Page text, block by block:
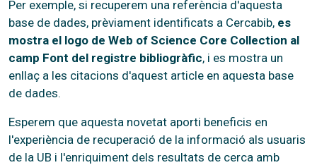
Per exemple, si recuperem una referència d'aquesta
base de dades, prèviament identificats a Cercabib, es
mostra el logo de Web of Science Core Collection al
camp Font del registre bibliogràfic, i es mostra un
enllaç a les citacions d'aquest article en aquesta base
de dades.
Esperem que aquesta novetat aporti beneficis en
l'experiència de recuperació de la informació als usuaris
de la UB i l'enriquiment dels resultats de cerca amb